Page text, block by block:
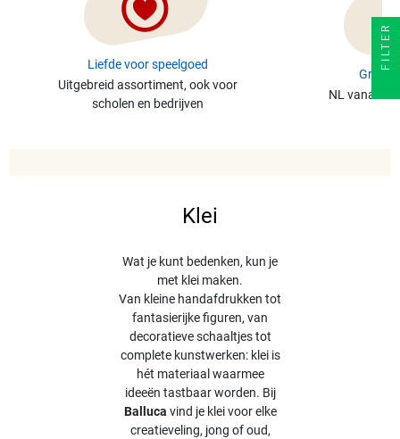
Liefde voor speelgoed
Uitgebreid assortiment, ook voor
scholen en bedrijven
Gratis
NL vanaf
Klei
Wat je kunt bedenken, kun je
met klei maken.
Van kleine handafdrukken tot
fantasierijke figuren, van
decoratieve schaaltjes tot
complete kunstwerken: klei is
hét materiaal waarmee
ideeën tastbaar worden. Bij
Balluca vind je klei voor elke
creatieveling, jong of oud,
FILTER